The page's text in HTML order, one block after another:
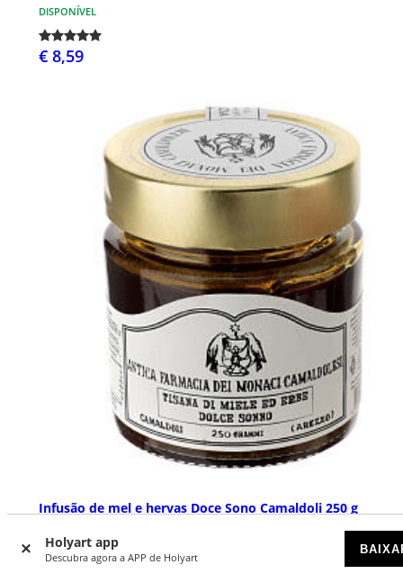
Holyart app
Descubra agora a APP de Holyart
DISPONÍVEL
€ 8,59
Infusão de mel e hervas Doce Sono Camaldoli 250 g
DISPONÍVEL